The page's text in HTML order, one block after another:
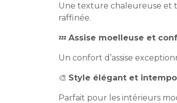
Une texture chaleureuse et
raffinée.
💤 Assise moelleuse et
Un confort d’assise
🎨 Style élégant et
Parfait pour les intérieurs